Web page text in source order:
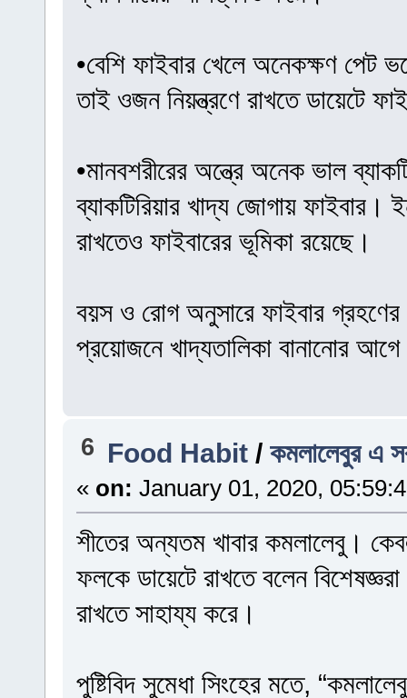
•বেশি ফাইবার খেলে অনেকক্ষণ পেট
তাই ওজন নিয়ন্ত্রণে রাখতে ডায়েটে
•মানবশরীরের অন্ত্রে অনেক ভাল
ব্যাকটিরিয়ার খাদ্য জোগায় ফাইবার।
রাখতেও ফাইবারের ভূমিকা রয়েছে।
বয়স ও রোগ অনুসারে ফাইবার গ্রহণের
প্রয়োজনে খাদ্যতালিকা বানানোর আগে
6 Food Habit /কমলালেবুর এ
« on: January 01, 2020,
শীতের অন্যতম খাবার কমলালেবু।
ফলকে ডায়েটে রাখতে বলেন
রাখতে সাহায্য করে।
পুষ্টিবিদ সুমেধা সিংহের মতে,